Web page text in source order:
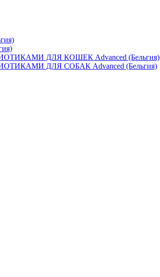
ДЛЯ КОШЕК Advanced (Бельгия)
ДЛЯ СОБАК Advanced (Бельгия)